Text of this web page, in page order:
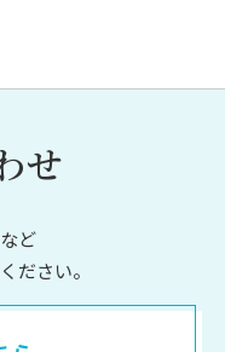
せ
ど
ださい。